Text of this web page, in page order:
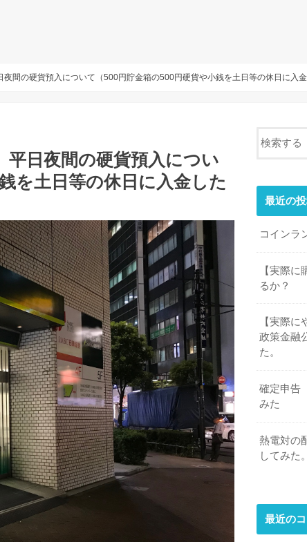
の硬貨預入について（500円貯金箱の500円硬貨や小銭を土日等の休日に入金
日夜間の硬貨預入につい
を土日等の休日に入金した
最近の
コインラ
【実際
るか？
【実際
政策金融
た。
確定申告
みた
熱電対の
してみた。
最近の